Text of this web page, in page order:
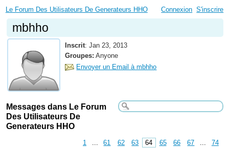
Le Forum Des Utilisateurs De Generateurs HHO Connexion S'inscrire
mbhho
Inscrit:Jan 23, 2013
Groupes: Anyone
Envoyer un Email à mbhho
Messages dans Le Forum
Des Utilisateurs De
Generateurs HHO
1 61 62 63 64 65 66 67
74